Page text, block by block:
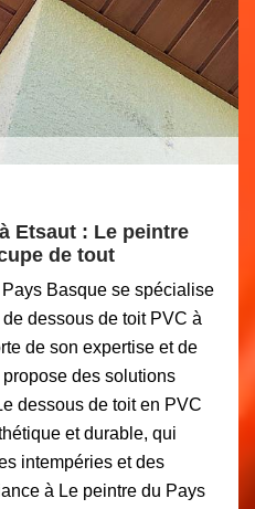
Etsaut : Le peintre
de tout
Basque se spécialise
dessous de toit PVC à
de son expertise et de
des solutions
dessous de toit en PVC
et durable, qui
intempéries et des
à Le peintre du Pays